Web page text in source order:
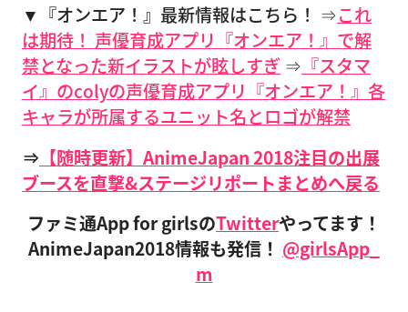
▼『オンエア！』最新情報はこちら！ ⇒これ
は期待！ 声優育成アプリ『オンエア！』で解
禁となった新イラストが眩しすぎ ⇒ 『スタマ
イ』のcolyの声優育成アプリ『オンエア！』各
キャラが所属するユニット名とロゴが解禁
⇒ 【随時更新】AnimeJapan 2018注目の出展
ブースを直撃&ステージリポートまとめへ戻る
ファミ通App for girlsのTwitterやってます！
AnimeJapan2018情報も発信！ @girlsApp_
m